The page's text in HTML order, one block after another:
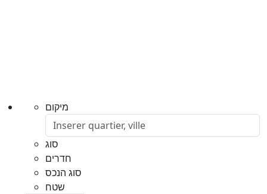
מיקום
סוג
חדרים
סוג הנכס
שטח